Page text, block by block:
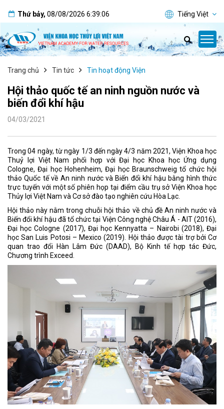
Thứ bảy, 08/08/2026 6:39:07 Tiếng Việt
Trang chủ Tin tức Tin hoạt động Viện
Hội thảo quốc tế an ninh nguồn nước và
biến đổi khí hậu
04/03/2021
Trong 04 ngày, từ ngày 1/3 đến ngày 4/3 năm 2021, Viện Khoa học
Thuỷ lợi Việt Nam phối hợp với Đại học Khoa học Ứng dụng
Cologne, Đại học Hohenheim, Đại học Braunschweig tổ chức hội
thảo Quốc tế về An ninh nước và Biến đổi khí hậu bằng hình thức
trực tuyến với một số phiên họp tại điểm cầu trụ sở Viện Khoa học
Thủy lợi Việt Nam và Cơ sở đào tạo nghiên cứu Hòa Lạc.
Hội thảo này nằm trong chuỗi hội thảo về chủ đề An ninh nước và
Biến đổi khí hậu đã tổ chức tại Viện Công nghệ Châu Á - AIT (2016),
Đại học Cologne (2017), Đại học Kennyatta – Nairobi (2018), Đại
học San Luis Potosi – Mexico (2019). Hội thảo được tài trợ bởi Cơ
quan trao đổi Hàn Lâm Đức (DAAD), Bộ Kinh tế hợp tác Đức,
Chương trình Exceed.